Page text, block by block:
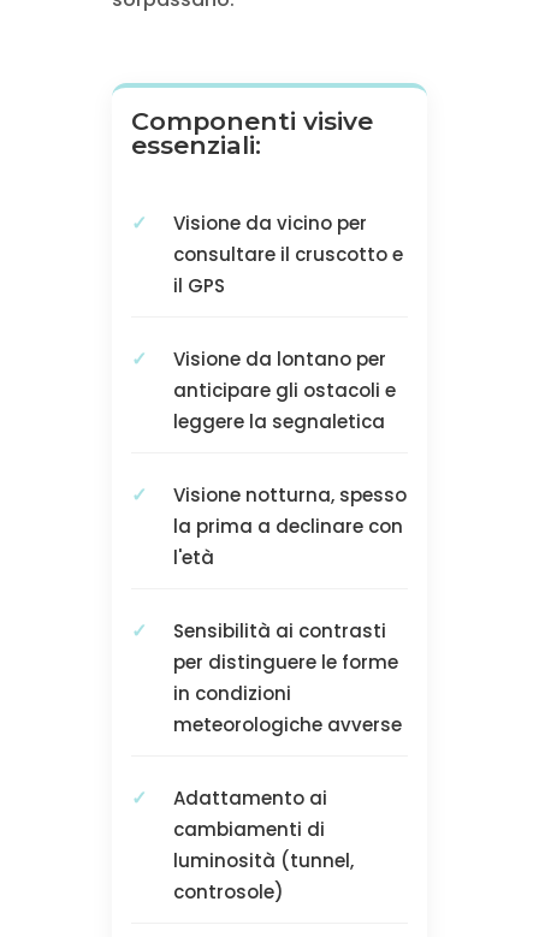
Componenti visive
essenziali:
Visione da vicino per
consultare il cruscotto e
il GPS
Visione da lontano per
anticipare gli ostacoli e
leggere la segnaletica
Visione notturna, spesso
la prima a declinare con
l'età
Sensibilità ai contrasti
per distinguere le forme
in condizioni
meteorologiche avverse
Adattamento ai
cambiamenti di
luminosità (tunnel,
controsole)